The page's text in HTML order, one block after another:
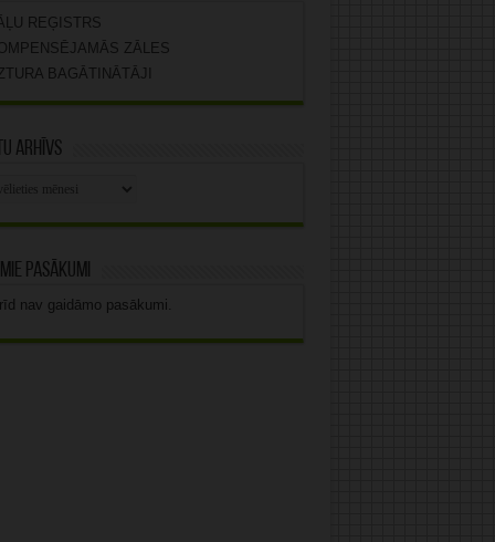
REĢISTRS
ZĀLES
BAGĀTINĀTĀJI
arhīvs
pasākumi
nav gaidāmo pasākumi.